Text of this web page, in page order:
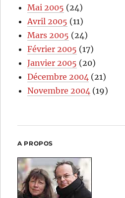
Mai 2005 (24)
Avril 2005 (11)
Mars 2005 (24)
Février 2005 (17)
Janvier 2005 (20)
Décembre 2004 (21)
Novembre 2004 (19)
A PROPOS